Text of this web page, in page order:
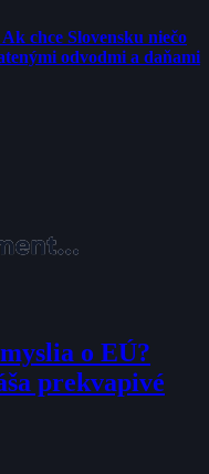
chce Slovensku niečo
odvodmi a daňami
o EÚ?
prekvapivé